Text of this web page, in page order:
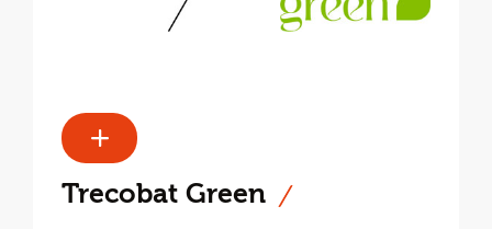
Trecobat Green